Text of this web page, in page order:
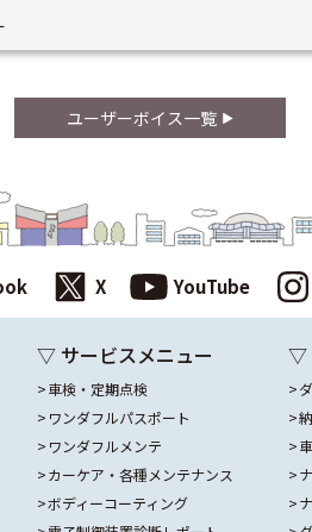
ユーザーボイス一覧
X YouTube
▽ サービスメニュー
車検・定期点検
ワンダフルパスポート
ワンダフルメンテ
カーケア・各種メンテナンス
ボディーコーティング
▽